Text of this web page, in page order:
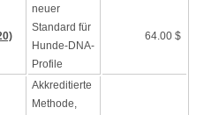
neuer
Standard für
Hunde-DNA-
Profile
64.00 $
Akkreditierte
Methode,